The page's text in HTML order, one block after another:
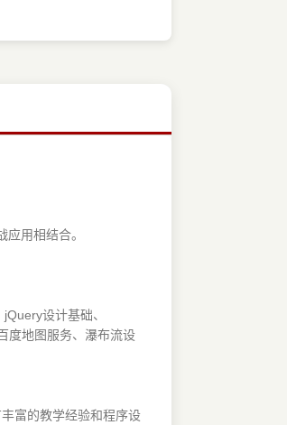
用相结合。
设计基础、
度地图服务、瀑布流设
富的教学经验和程序设